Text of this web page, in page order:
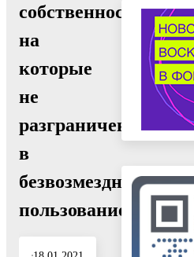
собственность
на
которые
не
разграничена,
в
безвозмездное
пользование""